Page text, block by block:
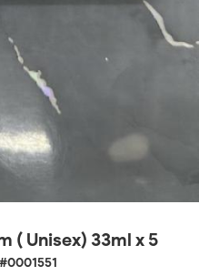
( Unisex) 33ml x 5
#0001551